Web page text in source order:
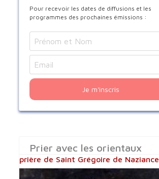
Pour recevoir les dates de diffusions et les
programmes des prochaines émissions :
Je m'inscris
Prier avec les orientaux
prière de Saint Grégoire de Naziance